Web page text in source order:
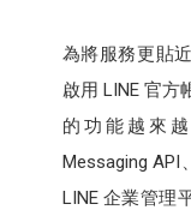
為將服務更貼
啟用 LINE 官方
的功能越來
Messaging API
LINE 企業管理